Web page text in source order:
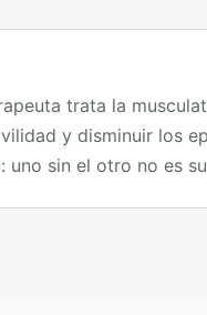
trata la
y disminuir los
uno sin el otro no es